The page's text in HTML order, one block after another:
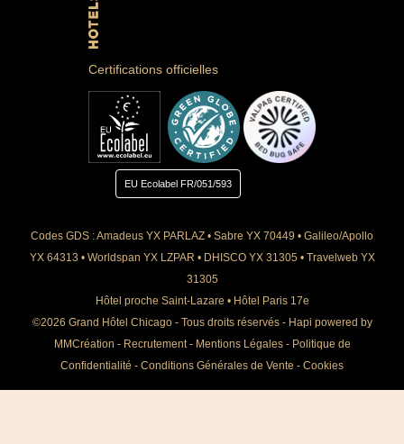
Certifications officielles
EU Ecolabel FR/051/593
Codes GDS : Amadeus YX PARLAZ • Sabre YX 70449 • Galileo/Apollo
YX 64313 • Worldspan YX LZPAR • DHISCO YX 31305 • Travelweb YX
31305
Hôtel proche Saint-Lazare • Hôtel Paris 17e
©2026 Grand Hôtel Chicago - Tous droits réservés - Hapi powered by
MMCréation - Recrutement- Mentions Légales- Politique de
Confidentialité - Conditions Générales de Vente - Cookies